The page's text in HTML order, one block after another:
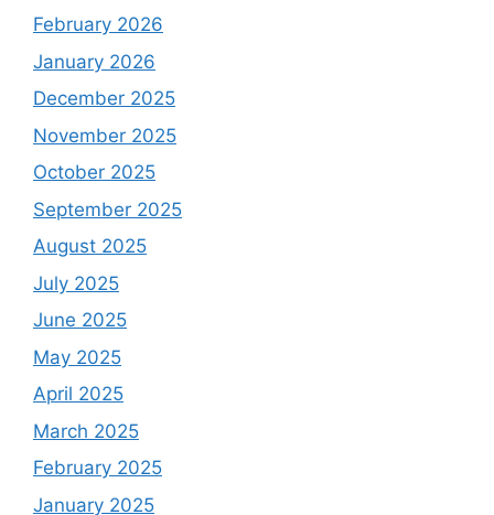
February 2026
January 2026
December 2025
November 2025
October 2025
September 2025
August 2025
July 2025
June 2025
May 2025
April 2025
March 2025
February 2025
January 2025